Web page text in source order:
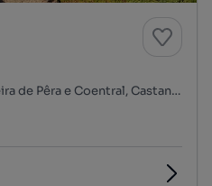
Rua 5 de Outubro, Castanheira de Pêra e Coentral, Castanheira de Pêra, Leiria